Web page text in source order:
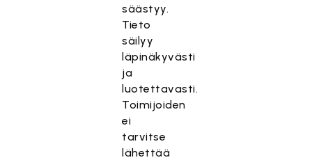
säästyy.
Tieto
säilyy
läpinäkyvästi
ja
luotettavasti.
Toimijoiden
ei
tarvitse
lähettää